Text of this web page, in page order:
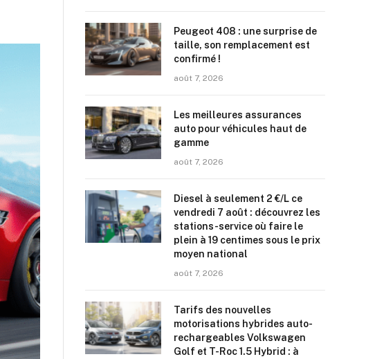
Peugeot 408 : une surprise de
taille, son remplacement est
confirmé !
août 7, 2026
Les meilleures assurances
auto pour véhicules haut de
gamme
août 7, 2026
Diesel à seulement 2 €/L ce
vendredi 7 août : découvrez les
stations-service où faire le
plein à 19 centimes sous le prix
moyen national
août 7, 2026
Tarifs des nouvelles
motorisations hybrides auto-
rechargeables Volkswagen
Golf et T-Roc 1.5 Hybrid : à